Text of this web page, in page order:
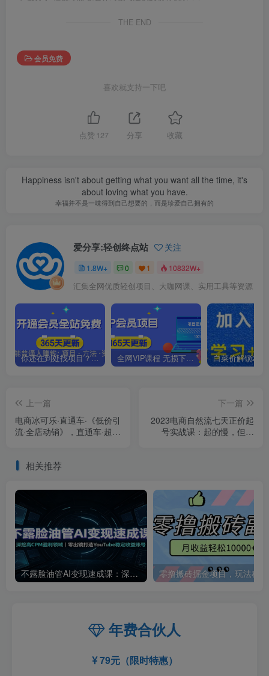
THE END
会员免费
喜欢就支持一下吧
点赞 127 分享 收藏
Happiness isn't about getting what you want all the time, it's
about loving what you have.
幸福并不是一味得到自己想要的，而是珍爱自己拥有的
爱分享:轻创终点站 关注
1.8W+ 0 1 10832W+
汇集全网优质轻创项目、大咖网课、实用工具等资源
你还在到处找项目？还在当韭菜？我靠卖项目一个月收入5万+，曾经我也是个失败者。 全网VIP课程 无损下载~.~
上一篇
电商冰可乐·直通车·《低价引
流·全店动销》，直通车·超高
下一篇
2023电商自然流七天正价起
号实战课：起的慢，但是
相关推荐
不露脸油管AI变现速成课：深挖高CPM盈利领域，零出镜打造YouTube稳定收益账号
年费合伙人
79元（限时特惠）